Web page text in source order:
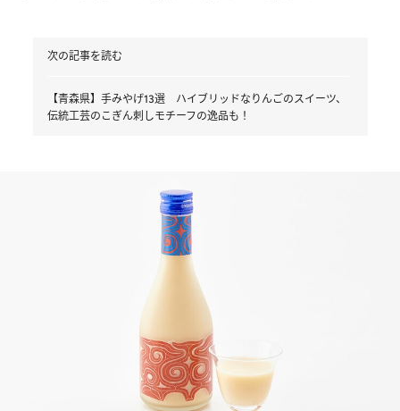
次の記事を読む
【青森県】手みやげ13選 ハイブリッドなりんごのスイーツ、
伝統工芸のこぎん刺しモチーフの逸品も！